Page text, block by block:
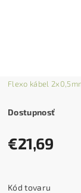
Flexo kábel
Dostupnosť
€21,69
Kód tovaru